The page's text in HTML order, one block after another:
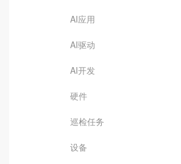
AI应用
AI驱动
AI开发
硬件
巡检任务
设备